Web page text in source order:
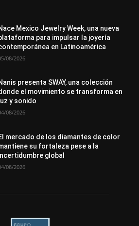
Novedades Opiniones
Perspectiva
Secciones Sin categoría
Sucesos
Más
Mexico Jewelry Week, una nueva
para impulsar la joyería
en Latinoamérica
08/2026
presenta SWAY, una colección
el movimiento se transforma en
luz y sonido
08/2026
mercado de los diamantes de color
su fortaleza pese a la
global
08/2026